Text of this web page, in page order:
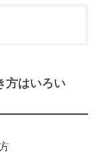
方はいろい